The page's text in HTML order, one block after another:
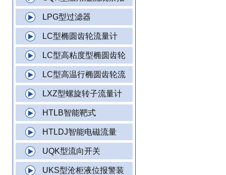
LPG型过滤器
LC型椭圆齿轮流量计
LC型高粘度型椭圆齿轮
LC型高温行椭圆齿轮流
LXZ型螺旋转子流量计
HTLB智能靶式
HTLDJ智能电磁流量
UQK型流向开关
UKS型沧柜液位报警装